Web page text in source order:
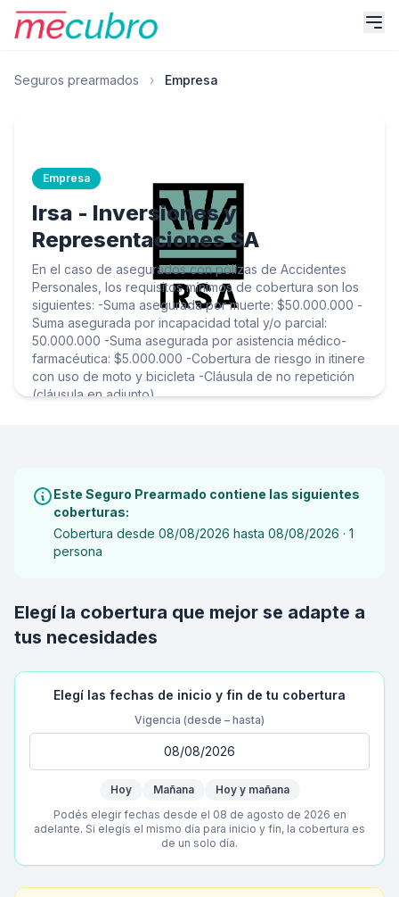
Seguros prearmados › Empresa
Empresa
Irsa - Inversiones y
Representaciones SA
En el caso de asegurados con pólizas de Accidentes
Personales, los requisitos mínimos de cobertura son los
siguientes: -Suma asegurada por muerte: $50.000.000 -
Suma asegurada por incapacidad total y/o parcial:
50.000.000 -Suma asegurada por asistencia médico-
farmacéutica: $5.000.000 -Cobertura de riesgo in itinere
con uso de moto y bicicleta -Cláusula de no repetición
(cláusula en adjunto)
Este Seguro Prearmado contiene las siguientes
coberturas:
Cobertura desde 08/08/2026 hasta 08/08/2026 · 1
persona
Elegí la cobertura que mejor se adapte a
tus necesidades
Elegí las fechas de inicio y fin de tu cobertura
Vigencia (desde – hasta)
Hoy Mañana
Hoy y mañana
Podés elegir fechas desde el 08 de agosto de 2026 en
adelante. Si elegís el mismo día para inicio y fin, la cobertura es
de un solo día.